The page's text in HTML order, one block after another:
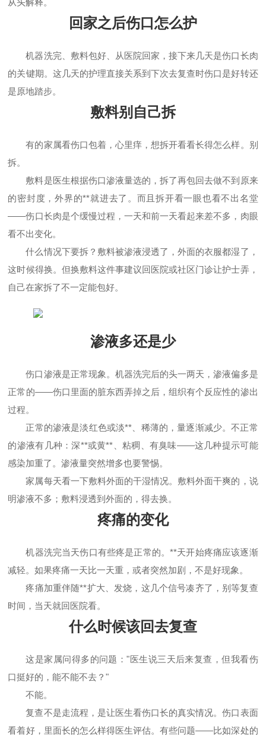
回家之后伤口怎么护
机器洗完、敷料包好、从医院回家，接下来几天是伤口长肉
的关键期。这几天的护理直接关系到下次去复查时伤口是好转还
是原地踏步。
敷料别自己拆
有的家属看伤口包着，心里痒，想拆开看看长得怎么样。别
拆。
敷料是医生根据伤口渗液量选的，拆了再包回去做不到原来
的密封度，外界的**就进去了。而且拆开看一眼也看不出名堂
——伤口长肉是个缓慢过程，一天和前一天看起来差不多，肉眼
看不出变化。
什么情况下要拆？敷料被渗液浸透了，外面的衣服都湿了，
这时候得换。但换敷料这件事建议回医院或社区门诊让护士弄，
自己在家拆了不一定能包好。
渗液多还是少
伤口渗液是正常现象。机器洗完后的头一两天，渗液偏多是
正常的——伤口里面的脏东西弄掉之后，组织有个反应性的渗出
过程。
正常的渗液是淡红色或淡**、稀薄的，量逐渐减少。不正常
的渗液有几种：深**或黄**、粘稠、有臭味——这几种提示可能
感染加重了。渗液量突然增多也要警惕。
家属每天看一下敷料外面的干湿情况。敷料外面干爽的，说
明渗液不多；敷料浸透到外面的，得去换。
疼痛的变化
机器洗完当天伤口有些疼是正常的。**天开始疼痛应该逐渐
减轻。如果疼痛一天比一天重，或者突然加剧，不是好现象。
疼痛加重伴随**扩大、发烧，这几个信号凑齐了，别等复查
时间，当天就回医院看。
什么时候该回去复查
这是家属问得多的问题："医生说三天后来复查，但我看伤
口挺好的，能不能不去？"
不能。
复查不是走流程，是让医生看伤口长的真实情况。伤口表面
看着好，里面长的怎么样得医生评估。有些问题——比如深处的